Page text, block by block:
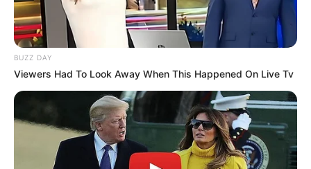
FAÇA O SEU COMENTÁRIO AQUI!
FALE CONOSCO
BUZZ DAY
Viewers Had To Look Away When This Happened On Live Tv